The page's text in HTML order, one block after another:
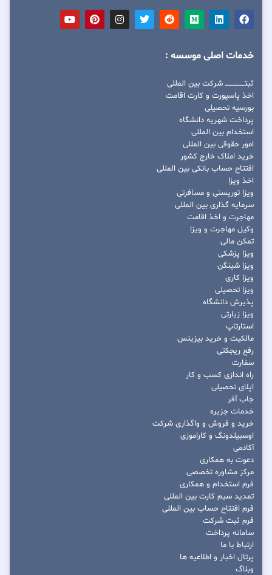
خدمات اصلی موسسه :
ثبتــــــــــــــــ شرکت بین المللی
اخذ پاسپورت و کارت اقامت
بورسیه تحصیلی
پرداخت شهریه دانشگاه
استخدام بین المللی
امور حقوقی بین المللی
خرید املاک خارج کشور
افتتاح حساب بانکی بین المللی
اخذ ویزا
ویزا توریستی و مسافرتی
سرمایه گذاری بین المللی
مهاجرت و اخذ اقامت
وکیل مهاجرت و ویزا
تمکن مالی
ویزا پزشکی
ویزا شینگن
ویزا کاری
ویزا تحصیلی
پذیرش دانشگاه
ویزا زیارتی
استارتاپ
مالکیت و خرید بیزینس
رفع ریجکتی
سفارت
راه اندازی کسب و کار
اپلای تحصیلی
جاب آفر
خدمات جزیره
خرید و فروش و واگذاری شرکت
اوسبیلدونگ و کاراموزی
آکادمی
دعوت به همکاری
مرکز مشاوره تخصصی
فرم استخدام و همکاری
تمدید سیم کارت بین المللی
فرم افتتاح حساب بین المللی
فرم ثبت شرکت
سامانه پرداخت
ارتباط با ما
پرتال اخبار و اطلاعیه ها
وبلاگ